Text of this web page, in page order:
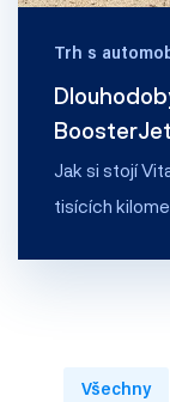
Trh s
Jak si stojí
tisících
Všechny